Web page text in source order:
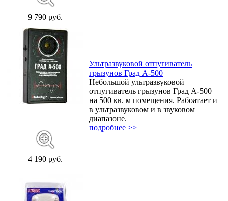
9 790 руб.
4 190 руб.
Ультразвуковой отпугиватель
грызунов Град А-500
Небольшой ультразвуковой
отпугиватель грызунов Град А-500
на 500 кв. м помещения. Рабоатает и
в ультразвуковом и в звуковом
диапазоне.
подробнее >>